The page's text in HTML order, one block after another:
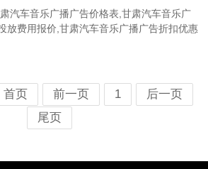
汽车音乐广播广告价格表,甘肃汽车音乐广
放费用报价,甘肃汽车音乐广播广告折扣优惠
首页 前一页 1
后一页
尾页